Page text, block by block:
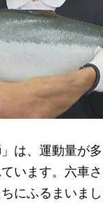
は、運動量が多
います。六車
にふるまいまし